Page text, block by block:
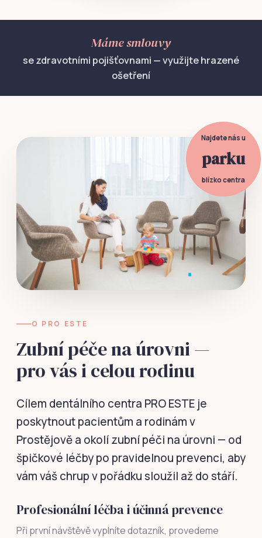
Máme smlouvy
se zdravotními pojišťovnami — využijte hrazené
ošetření
Najdete nás u
parku
blízko centra
O PRO ESTE
Zubní péče na úrovni —
pro vás i celou rodinu
Cílem dentálního centra PRO ESTE je
poskytnout pacientům a rodinám v
Prostějově a okolí zubní péči na úrovni — od
špičkové léčby po pravidelnou prevenci, aby
vám váš chrup v pořádku sloužil až do stáří.
Profesionální léčba i účinná prevence
Při první návštěvě vyplníte dotazník, provedeme